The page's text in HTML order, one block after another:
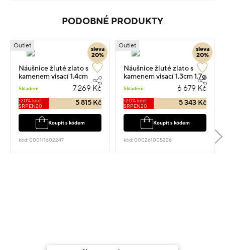
PODOBNÉ PRODUKTY
sleva
20%
Outlet
Náušnice žluté zlato s
kamenem visací 1.4cm
Skladem 7 269 Kč
-20% kód:
SRPEN20
5 815 Kč
Koupit s kódem
kód: 000111602247
sleva
20%
Outlet
Náušnice žluté zlato s
kamenem visací 1.3cm 1.7g
Skladem 6 679 Kč
-20% kód:
SRPEN20
5 343 Kč
Koupit s kódem
kód: 000261005226